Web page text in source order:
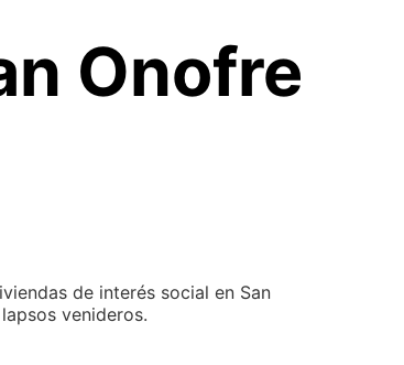
Onofre
de interés social en San
venideros.